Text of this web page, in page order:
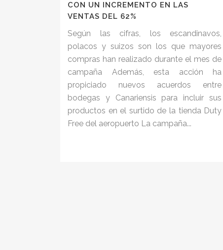
CON UN INCREMENTO EN LAS
VENTAS DEL 62%
Según las cifras, los escandinavos,
polacos y suizos son los que mayores
compras han realizado durante el mes de
campaña Además, esta acción ha
propiciado nuevos acuerdos entre
bodegas y Canariensis para incluir sus
productos en el surtido de la tienda Duty
Free del aeropuerto La campaña...